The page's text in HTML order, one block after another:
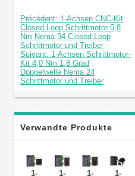
Précédent: 1-Achsen CNC-Kit
Closed Loop Schrittmotor 5,8
Nm Nema 34 Closed Loop
Schrittmotor und Treiber
Suivant: 1-Achsen Schrittmotor-
Kit 4,0 Nm 1,8 Grad
Doppelwelle Nema 24
Schrittmotor und Treiber
Verwandte Produkte
1-
1-
1-
1-